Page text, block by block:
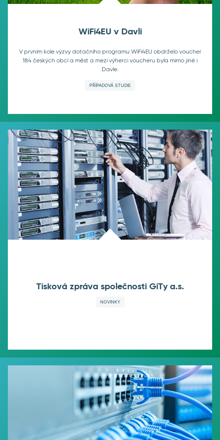
WiFi4EU v Davli
V prvním kole výzvy dotačního programu WiFi4EU obdrželo voucher
184 českých obcí a měst a mezi výherci voucheru byla mimo jiné i
Davle.
PŘÍPADOVÁ STUDIE
Tisková zpráva společnosti GiTy a.s.
NOVINKY